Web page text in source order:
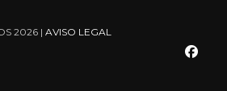
2026 | AVISO LEGAL